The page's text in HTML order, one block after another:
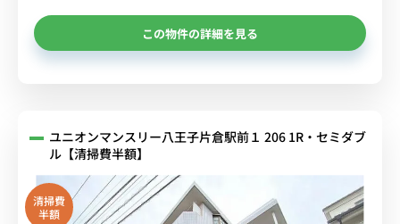
この物件の詳細を見る
ユニオンマンスリー八王子片倉駅前１ 206 1R・セミダブ
ル【清掃費半額】
清掃費
半額